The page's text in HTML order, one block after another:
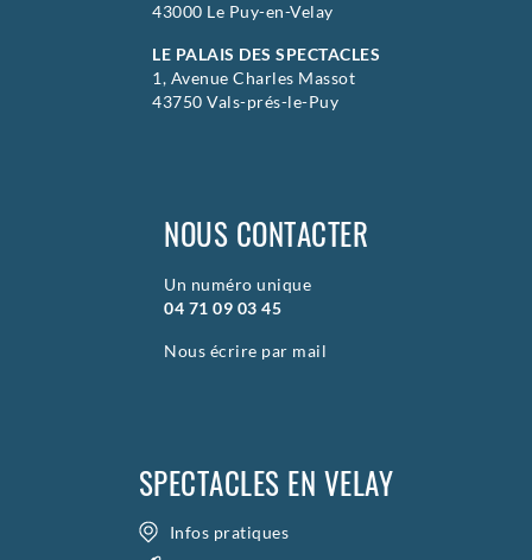
43000 Le Puy-en-Velay
LE PALAIS DES SPECTACLES
1, Avenue Charles Massot
43750 Vals-prés-le-Puy
NOUS CONTACTER
Un numéro unique
04 71 09 03 45
Nous écrire par mail
SPECTACLES EN VELAY
Infos pratiques